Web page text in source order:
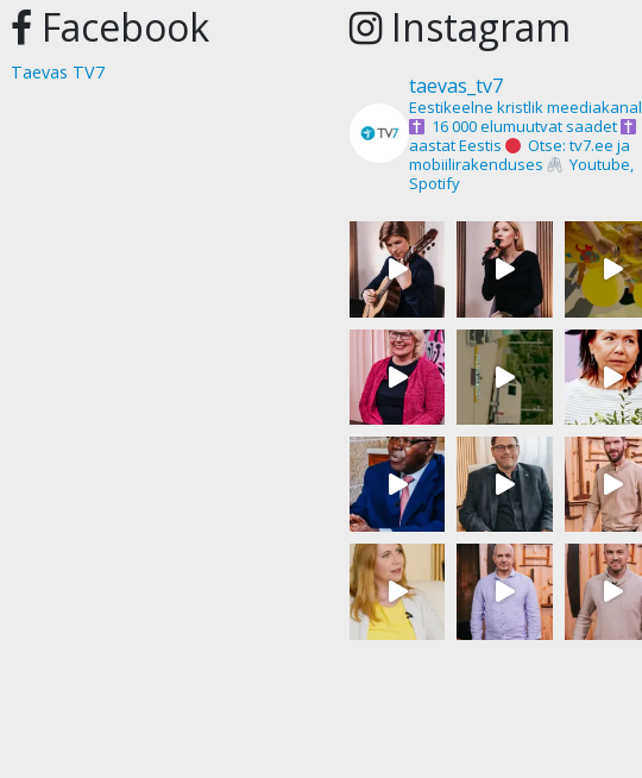
Facebook
Taevas TV7
Instagram
taevas_tv7
Eestikeelne kristlik meediakanal
16 000 elumuutvat saadet
aastat Eestis
Otse: tv7.ee ja
mobiilirakenduses
Youtube,
Spotify